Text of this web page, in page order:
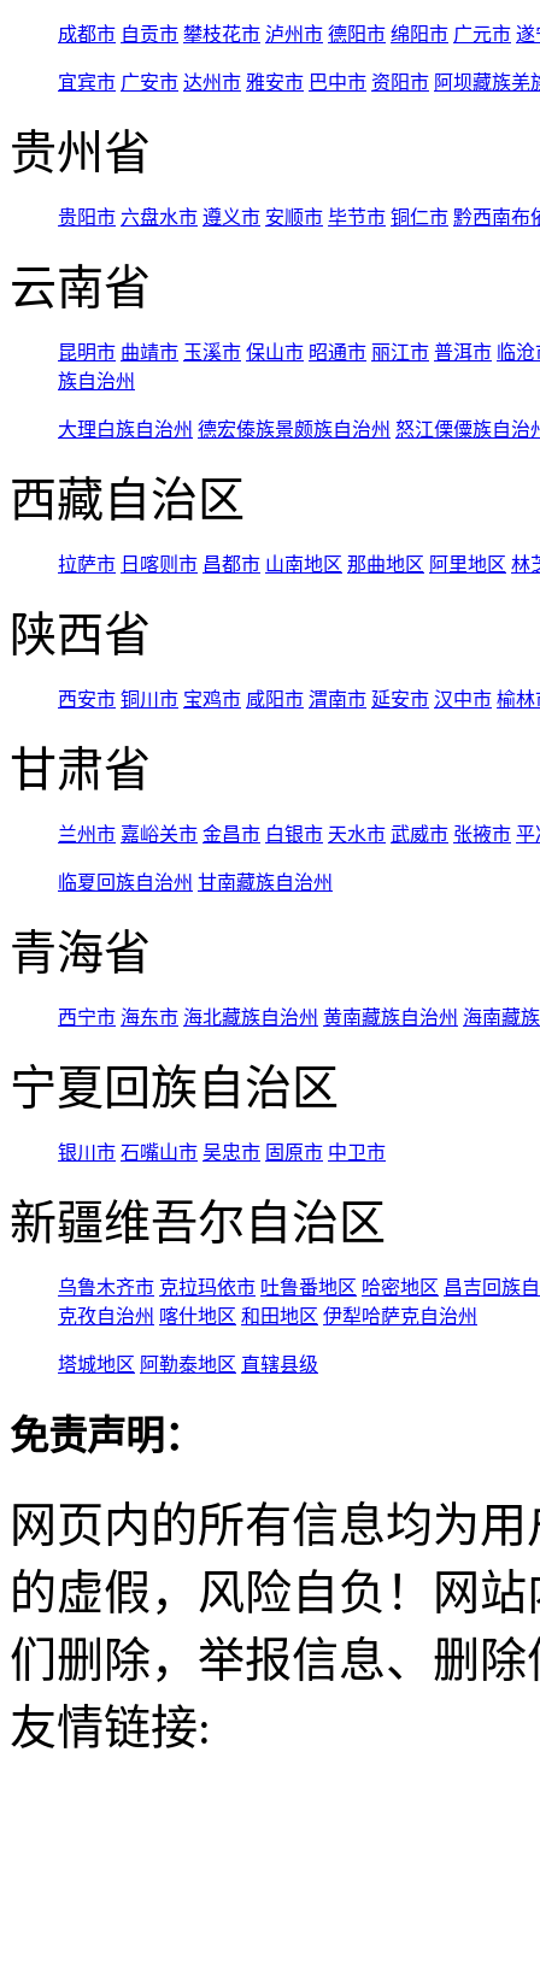
成都市 自贡市 攀枝花市 泸州市 德阳市 绵阳市 广元市 遂
宜宾市 广安市 达州市 雅安市 巴中市 资阳市 阿坝藏族羌
贵州省
贵阳市 六盘水市 遵义市 安顺市 毕节市 铜仁市 黔西南布
云南省
昆明市 曲靖市 玉溪市 保山市 昭通市 丽江市 普洱市 临
族自治州
大理白族自治州 德宏傣族景颇族自治州 怒江傈僳族自治
西藏自治区
拉萨市 日喀则市 昌都市 山南地区 那曲地区 阿里地区 林
陕西省
西安市 铜川市 宝鸡市 咸阳市 渭南市 延安市 汉中市 榆林
甘肃省
兰州市 嘉峪关市 金昌市 白银市 天水市 武威市 张掖市 平
临夏回族自治州 甘南藏族自治州
青海省
西宁市 海东市 海北藏族自治州 黄南藏族自治州 海南藏
宁夏回族自治区
银川市 石嘴山市 吴忠市 固原市 中卫市
新疆维吾尔自治区
乌鲁木齐市 克拉玛依市 吐鲁番地区 哈密地区 昌吉回族
克孜自治州 喀什地区 和田地区 伊犁哈萨克自治州
塔城地区 阿勒泰地区 直辖县级
免责声明：
网页内的所有信息均为
的虚假，风险自负！网
们删除，举报信息、删
友情链接: